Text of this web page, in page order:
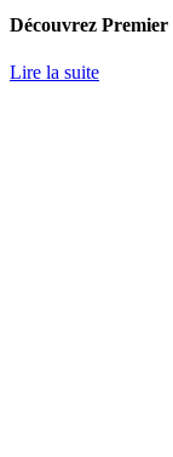
Découvrez Premier
Lire la suite